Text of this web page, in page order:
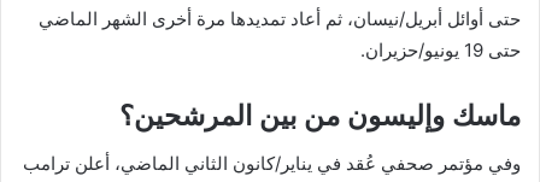
حتى أوائل أبريل/نيسان، ثم أعاد تمديدها مرة أخرى الشهر الماضي
حتى 19 يونيو/حزيران.
ماسك وإليسون من بين المرشحين؟
وفي مؤتمر صحفي عُقد في يناير/كانون الثاني الماضي، أعلن ترامب